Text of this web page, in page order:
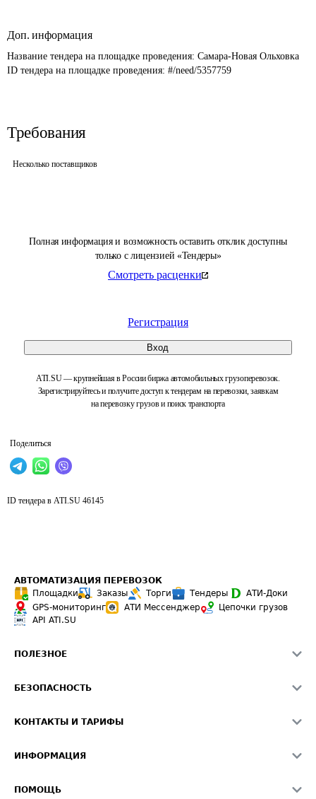
Полная информация и возможность оставить отклик доступны
только с лицензией «Тендеры»
Смотреть расценки
Регистрация
Вход
ATI.SU — крупнейшая в России биржа автомобильных грузоперевозок.
Зарегистрируйтесь и получите доступ к тендерам на перевозки, заявкам
на перевозку грузов и поиск транспорта
Поделиться
Доп. информация
Название тендера на площадке проведения: Самара-Новая Ольховка
ID тендера на площадке проведения: #/need/5357759
Требования
Несколько поставщиков
ID тендера в ATI.SU 46145
АВТОМАТИЗАЦИЯ ПЕРЕВОЗОК
Площадки
Заказы Торги Тендеры
АТИ-Доки
GPS-мониторинг
АТИ Мессенджер
Цепочки грузов
API ATI.SU
ПОЛЕЗНОЕ
Звезды ATI.SU на вашем сайте
Средние ставки
БЕЗОПАСНОСТЬ
Светофор+
О формировании Паспорта
КОНТАКТЫ И ТАРИФЫ
Реклама на сайте
ИНФОРМАЦИЯ
ПОМОЩЬ